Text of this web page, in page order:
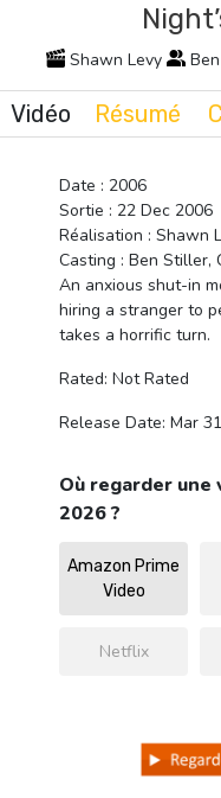
Shawn Levy Ben
Vidéo Résumé
Date : 2006
Sortie : 22 Dec 2006
Réalisation : Shawn
Casting : Ben Stiller,
An anxious shut-in
hiring a stranger to
takes a horrific turn.
Rated: Not Rated
Release Date: Mar
Où regarder une
2026 ?
Amazon Prime
Video
Netflix